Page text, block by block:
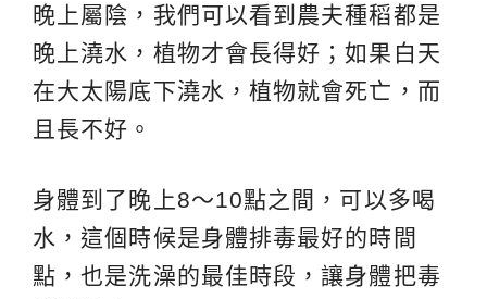
晚上屬陰，我們可以看到農夫種稻都是
晚上澆水，植物才會長得好；如果白天
在大太陽底下澆水，植物就會死亡，而
且長不好。
身體到了晚上8～10點之間，可以多喝
水，這個時候是身體排毒最好的時間
點，也是洗澡的最佳時段，讓身體把毒